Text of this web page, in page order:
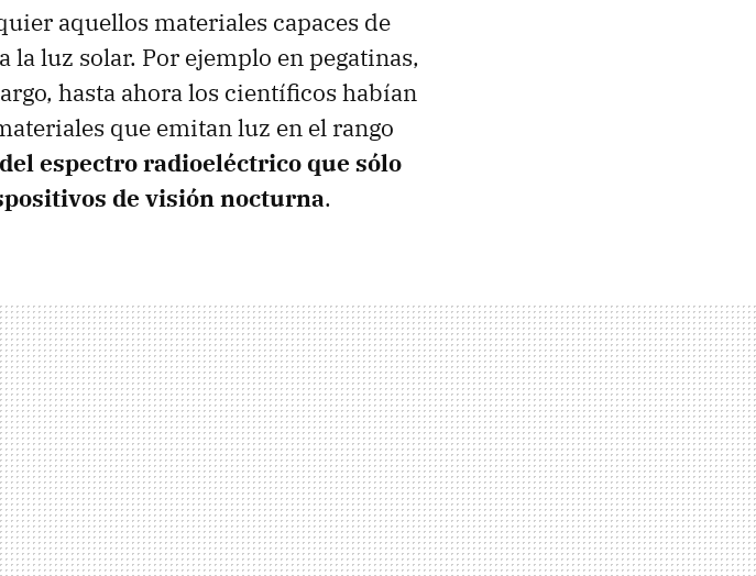
aquellos materiales capaces de
luz solar. Por ejemplo en pegatinas,
hasta ahora los científicos habían
que emitan luz en el rango
espectro radioeléctrico que sólo
de visión nocturna.